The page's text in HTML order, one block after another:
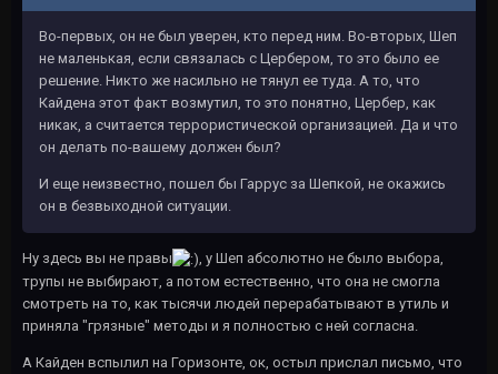
Во-первых, он не был уверен, кто перед ним. Во-вторых, Шеп
не маленькая, если связалась с Цербером, то это было ее
решение. Никто же насильно не тянул ее туда. А то, что
Кайдена этот факт возмутил, то это понятно, Цербер, как
никак, а считается террористической организацией. Да и что
он делать по-вашему должен был?
И еще неизвестно, пошел бы Гаррус за Шепкой, не окажись
он в безвыходной ситуации.
Ну здесь вы не правы
, у Шеп абсолютно не было выбора,
трупы не выбирают, а потом естественно, что она не смогла
смотреть на то, как тысячи людей перерабатывают в утиль и
приняла "грязные" методы и я полностью с ней согласна.
А Кайден вспылил на Горизонте, ок, остыл прислал письмо, что